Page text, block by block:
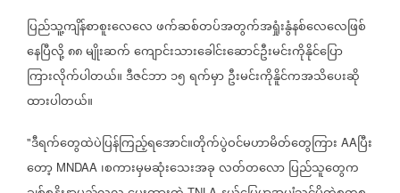
ပြည်သူ့ကျိန်စာစူးလေလေဖက်ဆစ်တပ်အတွက်အရှုံးနွံနစ်လေလေဖြစ်
နေပြီလို့၈၈မျိုးဆက်ကျောင်းသားခေါင်းဆောင်ဦးမင်းကိုနိုင်ပြော
ကြားလိုက်ပါတယ်။ဒီဇင်ဘာ၁၅ရက်မှာဦးမင်းကိုနိူင်ကအသိပေးဆို
ထားပါတယ်။
"ဒီရက်တွေထဲပဲပြန်ကြည့်ရအောင်။တိုက်ပွဲဝင်မဟာမိတ်တွေကြား AAပြီး
တော့ MNDAA ၊စကားမှမဆုံးသေးအခုလတ်တလောပြည်သူတွေက